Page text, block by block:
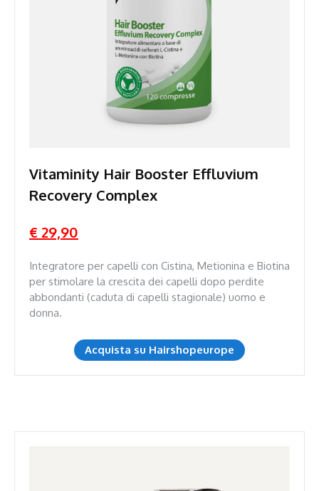
Vitaminity Hair Booster Effluvium
Recovery Complex
€ 29,90
Integratore per capelli con Cistina, Metionina e Biotina
per stimolare la crescita dei capelli dopo perdite
abbondanti (caduta di capelli stagionale) uomo e
donna.
Acquista su Hairshopeurope